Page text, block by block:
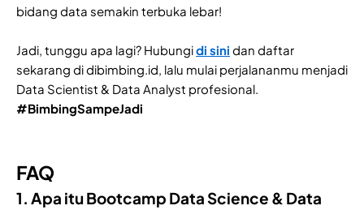
bidang data semakin terbuka lebar!
Jadi, tunggu apa lagi? Hubungidi sini dan daftar
sekarang di dibimbing.id, lalu mulai perjalananmu menjadi
Data Scientist & Data Analyst profesional.
#BimbingSampeJadi
FAQ
1. Apa itu Bootcamp Data Science & Data